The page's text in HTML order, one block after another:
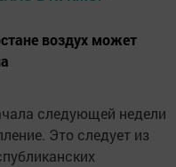
воздух может
следующей недели
Это следует из